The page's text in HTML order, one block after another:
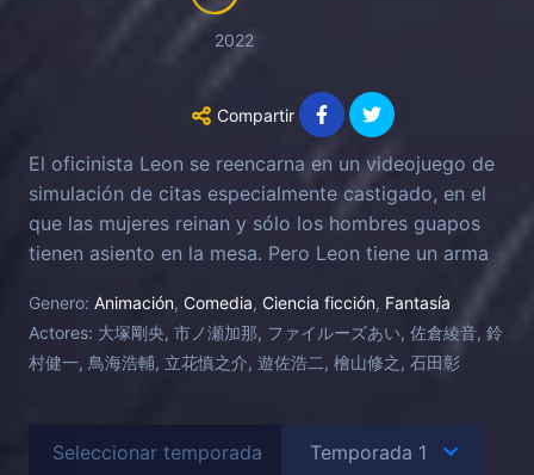
2022
Compartir
El oficinista Leon se reencarna en un videojuego de
simulación de citas especialmente castigado, en el
que las mujeres reinan y sólo los hombres guapos
tienen asiento en la mesa. Pero Leon tiene un arma
incluye una partida completa del mismo juego en el
que ahora está atrapado. Observa cómo León
desencadena una revolución para cambiar este
Genero: Animación, Comedia, Ciencia ficción, Fantasía
Actores: 大塚剛央, 市ノ瀬加那, ファイルーズあい, 佐倉綾音, 鈴
村健一, 鳥海浩輔, 立花慎之介, 遊佐浩二, 檜山修之, 石田彰
Seleccionar temporada